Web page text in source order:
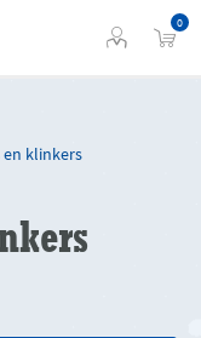
0
en klinkers